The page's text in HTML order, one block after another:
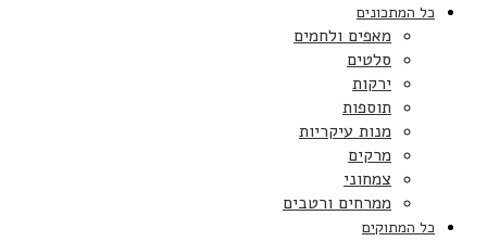
כל המתכונים
מאפים ולחמים
סלטים
ירקות
תוספות
מנות עיקריות
מרקים
צמחוני
ממרחים ורטבים
כל המתוקים